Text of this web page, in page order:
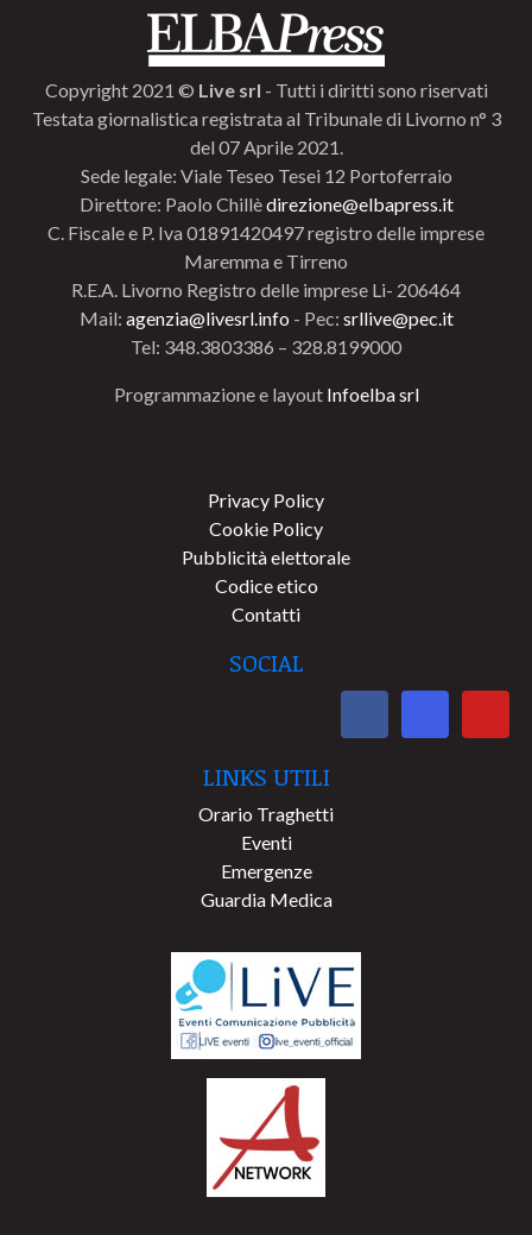
Copyright 2021 © Live srl - Tutti i diritti sono riservati
Testata giornalistica registrata al Tribunale di Livorno n° 3
del 07 Aprile 2021.
Sede legale: Viale Teseo Tesei 12 Portoferraio
Direttore: Paolo Chillèdirezione@elbapress.it
C. Fiscale e P. Iva 01891420497 registro delle imprese
Maremma e Tirreno
R.E.A. Livorno Registro delle imprese Li- 206464
Mail: agenzia@livesrl.info - Pec: srllive@pec.it
Tel: 348.3803386 – 328.8199000
Programmazione e layout Infoelba srl
Privacy Policy
Cookie Policy
Pubblicità elettorale
Codice etico
Contatti
SOCIAL
LINKS UTILI
Orario Traghetti
Eventi
Emergenze
Guardia Medica